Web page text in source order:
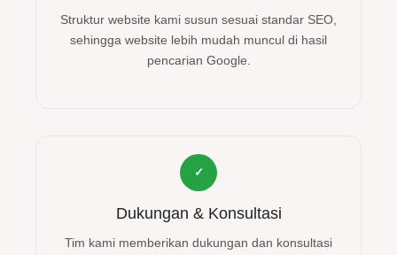
Struktur website kami susun sesuai standar SEO,
sehingga website lebih mudah muncul di hasil
pencarian Google.
✓
Dukungan & Konsultasi
Tim kami memberikan dukungan dan konsultasi